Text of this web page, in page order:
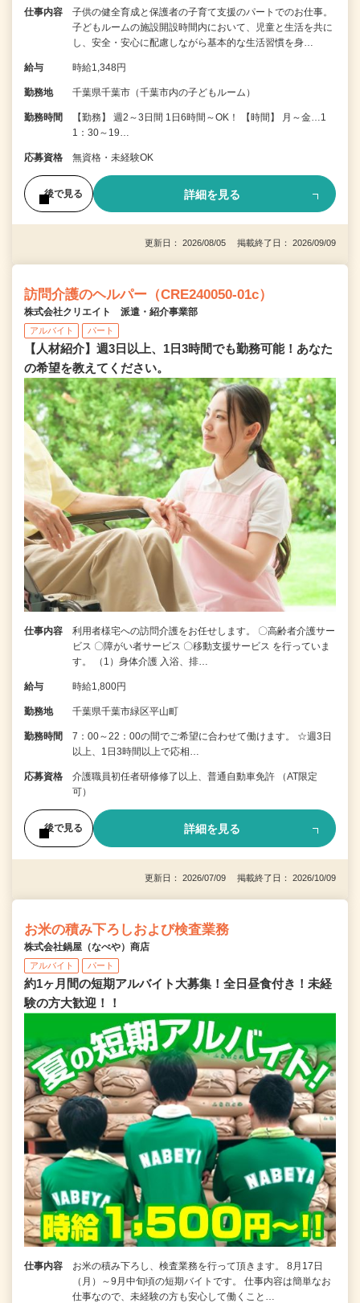
仕事内容
子供の健全育成と保護者の子育て支援のパートでのお仕事。
子どもルームの施設開設時間内において、児童と生活を共に
し、安全・安心に配慮しながら基本的な生活習慣を身…
給与 時給1,348円
勤務地 千葉県千葉市（千葉市内の子どもルーム）
勤務時間
【勤務】 週2～3日間 1日6時間～OK！ 【時間】 月～金…1
1：30～19…
応募資格 無資格・未経験OK
後で見る 詳細を見る
更新日： 2026/08/05 掲載終了日： 2026/09/09
訪問介護のヘルパー（CRE240050-01c）
株式会社クリエイト 派遣・紹介事業部
アルバイト パート
【人材紹介】週3日以上、1日3時間でも勤務可能！あなた
の希望を教えてください。
仕事内容
利用者様宅への訪問介護をお任せします。 〇高齢者介護サー
ビス 〇障がい者サービス 〇移動支援サービス を行っていま
す。 （1）身体介護 入浴、排…
給与 時給1,800円
勤務地 千葉県千葉市緑区平山町
勤務時間
7：00～22：00の間でご希望に合わせて働けます。 ☆週3日
以上、1日3時間以上で応相…
応募資格
介護職員初任者研修修了以上、普通自動車免許 （AT限定
可）
後で見る 詳細を見る
更新日： 2026/07/09 掲載終了日： 2026/10/09
お米の積み下ろしおよび検査業務
株式会社鍋屋（なべや）商店
アルバイト パート
約1ヶ月間の短期アルバイト大募集！全日昼食付き！未経
験の方大歓迎！！
仕事内容
お米の積み下ろし、検査業務を行って頂きます。 8月17日
（月）～9月中旬頃の短期バイトです。 仕事内容は簡単なお
仕事なので、未経験の方も安心して働くこと…